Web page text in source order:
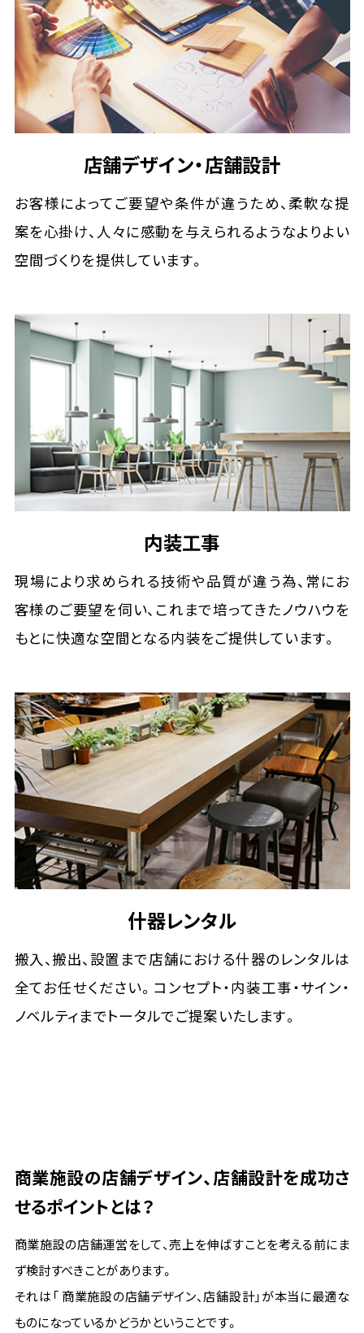
店舗デザイン・店舗設計
お客様によってご要望や条件が違うため、柔軟な提
案を心掛け、人々に感動を与えられるようなよりよい
空間づくりを提供しています。
内装工事
現場により求められる技術や品質が違う為、常にお
客様のご要望を伺い、これまで培ってきたノウハウを
もとに快適な空間となる内装をご提供しています。
什器レンタル
搬入、搬出、設置まで店舗における什器のレンタルは
全てお任せください。コンセプト・内装工事・サイン・
ノベルティまでトータルでご提案いたします。
商業施設の店舗デザイン、店舗設計を成功さ
せるポイントとは？
商業施設の店舗運営をして、売上を伸ばすことを考える前にま
ず検討すべきことがあります。
それは「 商業施設の店舗デザイン、店舗設計」が本当に最適な
ものになっているかどうかということです。